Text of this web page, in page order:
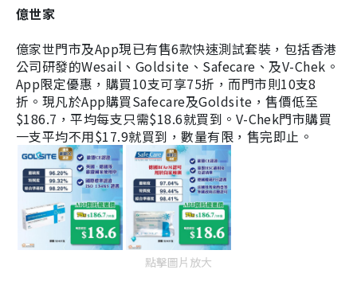
億世家
億家世門市及App現已有售6款快速測試套裝，包括香港
公司研發的Wesail、Goldsite、Safecare、及V-Chek。
App限定優惠，購買10支可享75折，而門市則10支8
折。現凡於App購買Safecare及Goldsite，售價低至
$186.7，平均每支只需$18.6就買到。V-Chek門市購買
一支平均不用$17.9就買到，數量有限，售完即止。
點擊圖片放大